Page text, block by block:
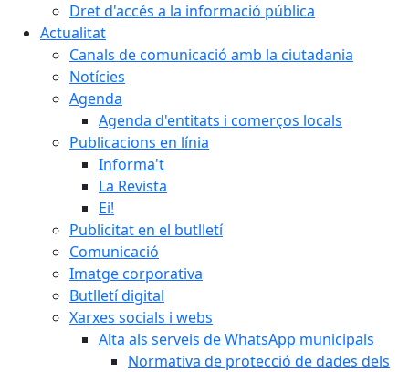
Dret d'accés a la informació pública
Actualitat
Canals de comunicació amb la ciutadania
Notícies
Agenda
Agenda d'entitats i comerços locals
Publicacions en línia
Informa't
La Revista
Ei!
Publicitat en el butlletí
Comunicació
Imatge corporativa
Butlletí digital
Xarxes socials i webs
Alta als serveis de WhatsApp municipals
Normativa de protecció de dades dels